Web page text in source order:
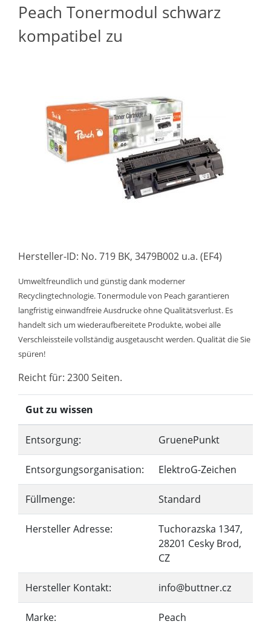
Peach Tonermodul schwarz
kompatibel zu
Hersteller-ID: No. 719 BK, 3479B002 u.a. (EF4)
Umweltfreundlich und günstig dank moderner
Recyclingtechnologie. Tonermodule von Peach garantieren
langfristig einwandfreie Ausdrucke ohne Qualitätsverlust. Es
handelt sich um wiederaufbereitete Produkte, wobei alle
Verschleissteile vollständig ausgetauscht werden. Qualität die Sie
spüren!
Reicht für: 2300 Seiten.
Gut zu wissen
Entsorgung: GruenePunkt
Entsorgungsorganisation: ElektroG-Zeichen
Füllmenge: Standard
Hersteller Adresse:
Tuchorazska 1347,
28201 Cesky Brod,
CZ
Hersteller Kontakt: info@buttner.cz
Marke: Peach